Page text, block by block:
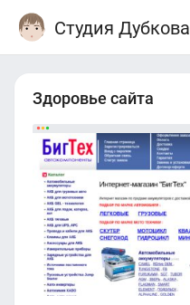
Студия Дубкова
Здоровье сайта